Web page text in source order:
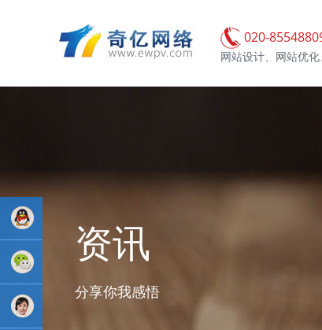
020-
网站设计、网站优
资讯
分享你我感悟
业务
QQ：